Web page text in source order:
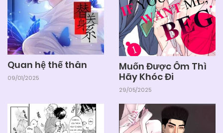
Chapter 178 04/06/2025
Chapter 177 04/06/2025
Chapter 175 04/06/2025
Quan hệ thế thân
09/01/2025
Muốn Được Ôm Thì
Hãy Khóc Đi
29/05/2025